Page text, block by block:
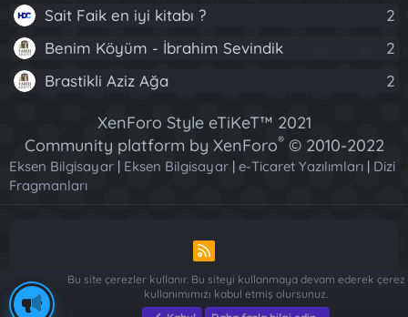
Sait Faik en iyi kitabı ?
2
Benim Köyüm - İbrahim Sevindik
2
Brastikli Aziz Ağa
2
XenForo Style eTiKeT™ 2021
Community platform by XenForo® © 2010-2022
XenForo Ltd.
[XGT] Forum statistics system
Eksen Bilgisayar | Eksen Bilgisayar | e-Ticaret Yazılımları | Dizi
Fragmanları
R
S
Piese Auto Dacia Arges-Piese Auto Dacia Arges-Renault ve
Bu site çerezler kullanır. Bu siteyi kullanmaya devam ederek çerez
kullanımımızı kabul etmiş olursunuz.